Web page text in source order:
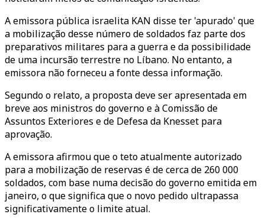
A emissora pública israelita KAN disse ter 'apurado' que
a mobilização desse número de soldados faz parte dos
preparativos militares para a guerra e da possibilidade
de uma incursão terrestre no Líbano. No entanto, a
emissora não forneceu a fonte dessa informação.
Segundo o relato, a proposta deve ser apresentada em
breve aos ministros do governo e à Comissão de
Assuntos Exteriores e de Defesa da Knesset para
aprovação.
A emissora afirmou que o teto atualmente autorizado
para a mobilização de reservas é de cerca de 260 000
soldados, com base numa decisão do governo emitida em
janeiro, o que significa que o novo pedido ultrapassa
significativamente o limite atual.